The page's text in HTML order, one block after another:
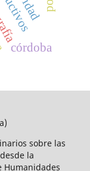
córdoba
sobre las
la
Humanidades